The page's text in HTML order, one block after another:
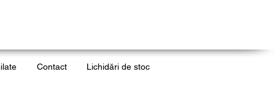
Contact Lichidări de stoc